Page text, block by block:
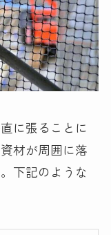
に張ることに
材が周囲に落
下記のような